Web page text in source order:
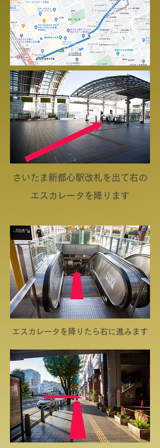
​さいたま新都心駅改札を出て右の
エスカレータを降ります
エスカレータを降りたら右に進みます